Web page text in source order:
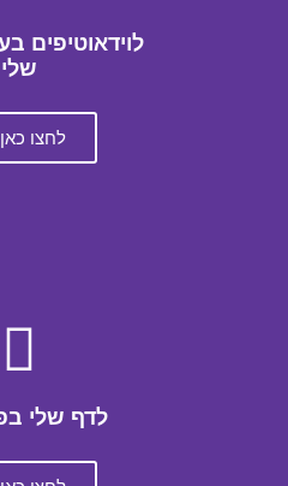
לוידאוטיפים
שלי
לחצו
לדף שלי